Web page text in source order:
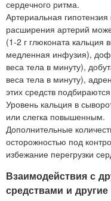
сердечного ритма.
Артериальная гипотензия
расширения артерий
(1-2 г глюконата кальция
медленная инфузия),
веса тела в минуту),
веса тела в минуту),
этих средств
Уровень кальция в
или слегка повышенным.
Дополнительные
осторожностью под
избежание перегрузки
Взаимодействия с
средствами и